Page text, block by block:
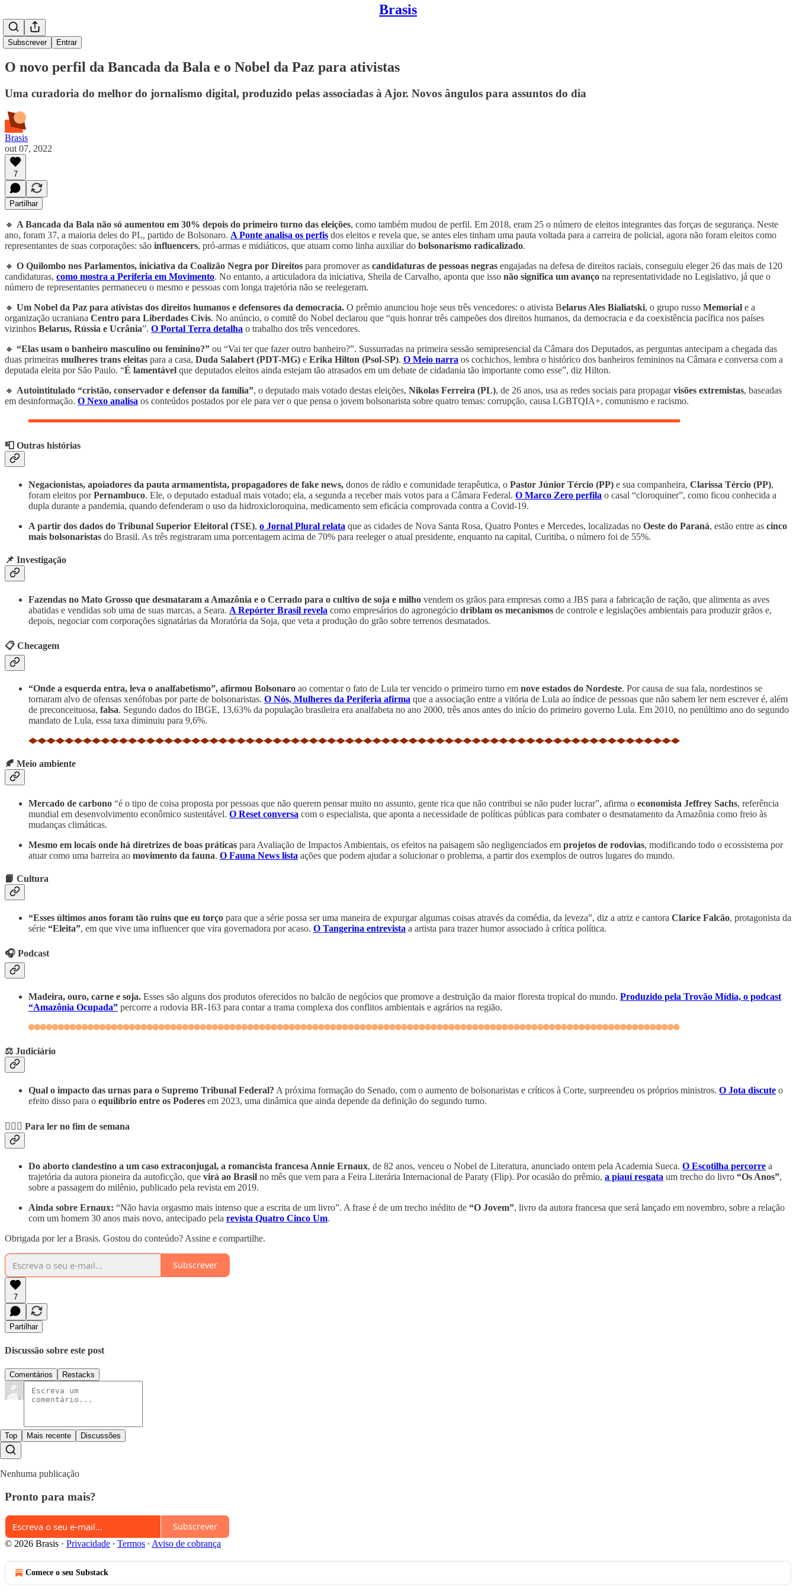
Brasis
Subscrever Entrar
O novo perfil da Bancada da Bala e o Nobel da Paz para ativistas
Uma curadoria do melhor do jornalismo digital, produzido pelas associadas à Ajor. Novos ângulos para assuntos do dia
Brasis
out 07, 2022
7
Partilhar
🔸 A Bancada da Bala não só aumentou em 30% depois do primeiro turno das eleições, como também mudou de perfil. Em 2018, eram 25 o número de eleitos integrantes das forças de segurança. Neste
ano, foram 37, a maioria deles do PL, partido de Bolsonaro. A Ponte analisa os perfis dos eleitos e revela que, se antes eles tinham uma pauta voltada para a carreira de policial, agora não foram eleitos como
representantes de suas corporações: são influencers, pró-armas e midiáticos, que atuam como linha auxiliar do bolsonarismo radicalizado.
🔸 O Quilombo nos Parlamentos, iniciativa da Coalizão Negra por Direitos para promover as candidaturas de pessoas negras engajadas na defesa de direitos raciais, conseguiu eleger 26 das mais de 120
candidaturas, como mostra a Periferia em Movimento. No entanto, a articuladora da iniciativa, Sheila de Carvalho, aponta que isso não significa um avanço na representatividade no Legislativo, já que o
número de representantes permaneceu o mesmo e pessoas com longa trajetória não se reelegeram.
🔸 Um Nobel da Paz para ativistas dos direitos humanos e defensores da democracia. O prêmio anunciou hoje seus três vencedores: o ativista Belarus Ales Bialiatski, o grupo russo Memorial e a
organização ucraniana Centro para Liberdades Civis. No anúncio, o comitê do Nobel declarou que “quis honrar três campeões dos direitos humanos, da democracia e da coexistência pacífica nos países
vizinhos Belarus, Rússia e Ucrânia”. O Portal Terra detalha o trabalho dos três vencedores.
🔸 “Elas usam o banheiro masculino ou feminino?” ou “Vai ter que fazer outro banheiro?”. Sussurradas na primeira sessão semipresencial da Câmara dos Deputados, as perguntas antecipam a chegada das
duas primeiras mulheres trans eleitas para a casa, Duda Salabert (PDT-MG) e Erika Hilton (Psol-SP). O Meio narra os cochichos, lembra o histórico dos banheiros femininos na Câmara e conversa com a
deputada eleita por São Paulo. “É lamentável que deputados eleitos ainda estejam tão atrasados em um debate de cidadania tão importante como esse”, diz Hilton.
🔸 Autointitulado “cristão, conservador e defensor da família”, o deputado mais votado destas eleições, Nikolas Ferreira (PL), de 26 anos, usa as redes sociais para propagarvisões extremistas, baseadas
em desinformação. O Nexo analisa os conteúdos postados por ele para ver o que pensa o jovem bolsonarista sobre quatro temas: corrupção, causa LGBTQIA+, comunismo e racismo.
📮 Outras histórias
Negacionistas, apoiadores da pauta armamentista, propagadores de fake news, donos de rádio e comunidade terapêutica, o Pastor Júnior Tércio (PP) e sua companheira, Clarissa Tércio (PP),
foram eleitos porPernambuco. Ele, o deputado estadual mais votado; ela, a segunda a receber mais votos para a Câmara Federal. O Marco Zero perfila o casal “cloroquiner”, como ficou conhecida a
dupla durante a pandemia, quando defenderam o uso da hidroxicloroquina, medicamento sem eficácia comprovada contra a Covid-19.
A partir dos dados do Tribunal Superior Eleitoral (TSE), o Jornal Plural relata que as cidades de Nova Santa Rosa, Quatro Pontes e Mercedes, localizadas no Oeste do Paraná, estão entre as cinco
mais bolsonaristas do Brasil. As três registraram uma porcentagem acima de 70% para reeleger o atual presidente, enquanto na capital, Curitiba, o número foi de 55%.
📌 Investigação
Fazendas no Mato Grosso que desmataram a Amazônia e o Cerrado para o cultivo de soja e milho vendem os grãos para empresas como a JBS para a fabricação de ração, que alimenta as aves
abatidas e vendidas sob uma de suas marcas, a Seara. A Repórter Brasil revela como empresários do agronegócio driblam os mecanismos de controle e legislações ambientais para produzir grãos e,
depois, negociar com corporações signatárias da Moratória da Soja, que veta a produção do grão sobre terrenos desmatados.
📋 Checagem
“Onde a esquerda entra, leva o analfabetismo”, afirmou Bolsonaro ao comentar o fato de Lula ter vencido o primeiro turno em nove estados do Nordeste. Por causa de sua fala, nordestinos se
tornaram alvo de ofensas xenófobas por parte de bolsonaristas. O Nós, Mulheres da Periferia afirma que a associação entre a vitória de Lula ao índice de pessoas que não sabem ler nem escrever é, além
de preconceituosa, falsa. Segundo dados do IBGE, 13,63% da população brasileira era analfabeta no ano 2000, três anos antes do início do primeiro governo Lula. Em 2010, no penúltimo ano do segundo
mandato de Lula, essa taxa diminuiu para 9,6%.
🍂 Meio ambiente
Mercado de carbono “é o tipo de coisa proposta por pessoas que não querem pensar muito no assunto, gente rica que não contribui se não puder lucrar”, afirma o economista Jeffrey Sachs, referência
mundial em desenvolvimento econômico sustentável. O Reset conversa com o especialista, que aponta a necessidade de políticas públicas para combater o desmatamento da Amazônia como freio às
mudanças climáticas.
Mesmo em locais onde há diretrizes de boas práticas para Avaliação de Impactos Ambientais, os efeitos na paisagem são negligenciados em projetos de rodovias, modificando todo o ecossistema por
atuar como uma barreira ao movimento da fauna. O Fauna News lista ações que podem ajudar a solucionar o problema, a partir dos exemplos de outros lugares do mundo.
📙 Cultura
“Esses últimos anos foram tão ruins que eu torço para que a série possa ser uma maneira de expurgar algumas coisas através da comédia, da leveza”, diz a atriz e cantora Clarice Falcão, protagonista da
série “Eleita”, em que vive uma influencer que vira governadora por acaso. O Tangerina entrevista a artista para trazer humor associado à crítica política.
🎧 Podcast
Madeira, ouro, carne e soja. Esses são alguns dos produtos oferecidos no balcão de negócios que promove a destruição da maior floresta tropical do mundo. Produzido pela Trovão Mídia, o podcast
“Amazônia Ocupada” percorre a rodovia BR-163 para contar a trama complexa dos conflitos ambientais e agrários na região.
⚖️ Judiciário
Qual o impacto das urnas para o Supremo Tribunal Federal? A próxima formação do Senado, com o aumento de bolsonaristas e críticos à Corte, surpreendeu os próprios ministros. O Jota discute o
efeito disso para o equilíbrio entre os Poderes em 2023, uma dinâmica que ainda depende da definição do segundo turno.
💆🏽‍♀️ Para ler no fim de semana
Do aborto clandestino a um caso extraconjugal, a romancista francesa Annie Ernaux, de 82 anos, venceu o Nobel de Literatura, anunciado ontem pela Academia Sueca. O Escotilha percorre a
trajetória da autora pioneira da autoficção, que virá ao Brasil no mês que vem para a Feira Literária Internacional de Paraty (Flip). Por ocasião do prêmio, a piauí resgata um trecho do livro “Os Anos”,
sobre a passagem do milênio, publicado pela revista em 2019.
Ainda sobre Ernaux: “Não havia orgasmo mais intenso que a escrita de um livro”. A frase é de um trecho inédito de “O Jovem”, livro da autora francesa que será lançado em novembro, sobre a relação
com um homem 30 anos mais novo, antecipado pela revista Quatro Cinco Um.
Obrigada por ler a Brasis. Gostou do conteúdo? Assine e compartilhe.
Subscrever
7
Partilhar
Discussão sobre este post
Comentários Restacks
Top Mais recente Discussões
Nenhuma publicação
Pronto para mais?
Subscrever
© 2026 Brasis · Privacidade ∙ Termos ∙ Aviso de cobrança
Comece o seu Substack